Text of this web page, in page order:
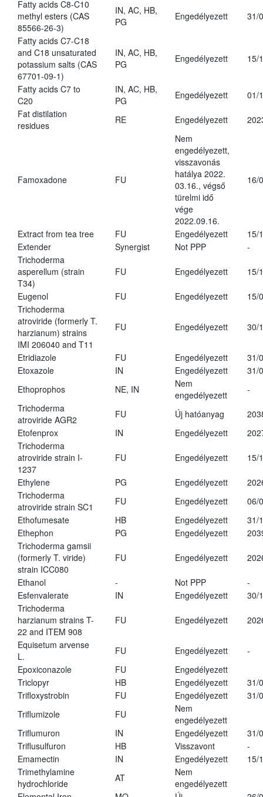
Fatty acids C8-C10
methyl esters (CAS
85566-26-3)
IN, AC, HB,
PG
Engedélyezett 31/
Fatty acids C7-C18
and C18 unsaturated
potassium salts (CAS
67701-09-1)
IN, AC, HB,
PG
Engedélyezett 15/
Fatty acids C7 to
C20
IN, AC, HB,
PG
Engedélyezett
01/
Fat distilation
residues
RE Engedélyezett
Famoxadone FU
Nem
engedélyezett,
visszavonás
hatálya 2022.
03.16., végső
türelmi idő
vége
2022.09.16.
16/
Extract from tea tree FU Engedélyezett
15/
Extender
Synergist Not PPP
-
Trichoderma
asperellum (strain
T34)
FU Engedélyezett 15/
Eugenol FU Engedélyezett
15/
Trichoderma
atroviride (formerly T.
harzianum) strains
IMI 206040 and T11
FU Engedélyezett 30/
Etridiazole FU Engedélyezett
31/
Etoxazole
IN Engedélyezett
31/
Ethoprophos
NE, IN
Nem
engedélyezett
-
Trichoderma
atroviride AGR2
FU Új hatóanyag
Etofenprox
IN Engedélyezett
Trichoderma
atroviride strain I-
1237
FU Engedélyezett 15/
Ethylene PG Engedélyezett
Trichoderma
atroviride strain SC1
FU Engedélyezett
06/
Ethofumesate
HB Engedélyezett
31/
Ethephon
PG Engedélyezett
Trichoderma gamsii
(formerly T. viride)
strain ICC080
FU Engedélyezett
Ethanol - Not PPP
-
Esfenvalerate
IN Engedélyezett
30/
Trichoderma
harzianum strains T-
22 and ITEM 908
FU Engedélyezett
Equisetum arvense
L.
FU Engedélyezett
-
Epoxiconazole
FU
Engedélyezett
Triclopyr
HB Engedélyezett
31/
Trifloxystrobin
FU Engedélyezett
31/
Triflumizole
FU
Nem
engedélyezett
Triflumuron
IN Engedélyezett
31/
Triflusulfuron
HB Visszavont
-
Emamectin
IN Engedélyezett
15/
Trimethylamine
hydrochloride
AT
Nem
engedélyezett